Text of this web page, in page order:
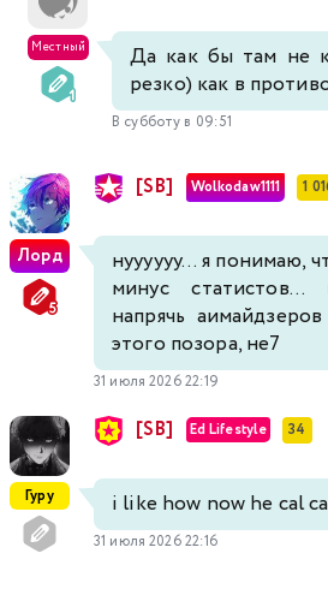
Местный
Да как бы там не
резко) как в
В субботу в 09:51
Лорд
[SB] Wolkodaw1111 1
нуууууу... я понимаю,
минус
напрячь
этого позора, не7
31 июля 2026 22:19
Гуру
[SB] Ed Lifestyle 34
i like how now he cal
31 июля 2026 22:16